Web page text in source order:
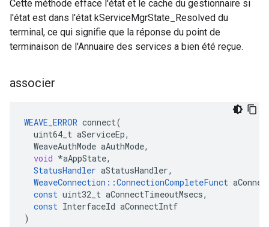
Cette méthode efface l'état et le cache du gestionnaire si
l'état est dans l'état kServiceMgrState_Resolved du
terminal, ce qui signifie que la réponse du point de
terminaison de l'Annuaire des services a bien été reçue.
associer
WEAVE_ERROR connect(
uint64_t aServiceEp,
WeaveAuthMode aAuthMode,
void *aAppState,
StatusHandler aStatusHandler,
WeaveConnection ::ConnectionCompleteFunct
const uint32_t aConnectTimeoutMsecs,
const InterfaceId aConnectIntf
)